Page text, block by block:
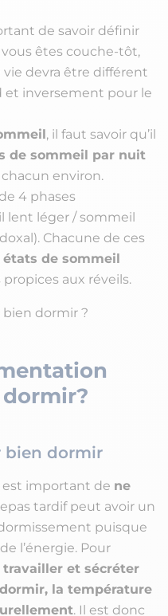
de savoir définir
vous êtes couche-tôt,
devra être différent
et inversement pour le
, il faut savoir qu’il
de sommeil par nuit
environ.
4 phases
lent léger / sommeil
Chacune de ces
états de sommeil
aux réveils.
bien dormir ?
bien dormir
est important de ne
tardif peut avoir un
puisque
l’énergie. Pour
travailler et sécréter
la température
. Il est donc